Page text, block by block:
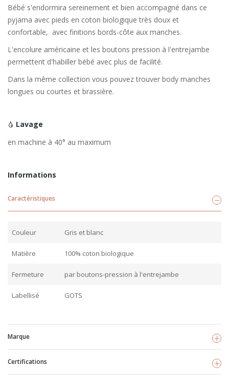
Bébé s'endormira sereinement et bien accompagné dans ce
pyjama avec pieds en coton biologique très doux et
confortable, avec finitions bords-côte aux manches.
L'encolure américaine et les boutons pression à l'entrejambe
permettent d'habiller bébé avec plus de facilité.
Dans la même collection vous pouvez trouver body manches
longues ou courtes et brassière.
Lavage
en machine à 40° au maximum
Informations
Caractéristiques
Couleur Gris et blanc
Matière 100% coton biologique
Fermeture par boutons-pression à l'entrejambe
Labellisé GOTS
Marque
Voir les produits
Certifications